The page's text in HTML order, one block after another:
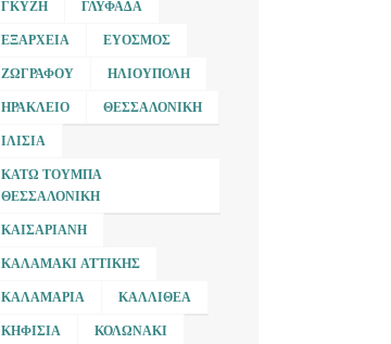
ΓΚΎΖΗ ΓΛΥΦΆΔΑ
ΕΞΆΡΧΕΙΑ ΕΎΟΣΜΟΣ
ΖΩΓΡΆΦΟΥ ΗΛΙΟΎΠΟΛΗ
ΗΡΆΚΛΕΙΟ ΘΕΣΣΑΛΟΝΊΚΗ
ΙΛΊΣΙΑ
ΚΆΤΩ ΤΟΎΜΠΑ
ΘΕΣΣΑΛΟΝΊΚΗ
ΚΑΙΣΑΡΙΑΝΉ
ΚΑΛΑΜΆΚΙ ΑΤΤΙΚΉΣ
ΚΑΛΑΜΑΡΙΆ ΚΑΛΛΙΘΈΑ
ΚΗΦΙΣΙΆ ΚΟΛΩΝΆΚΙ